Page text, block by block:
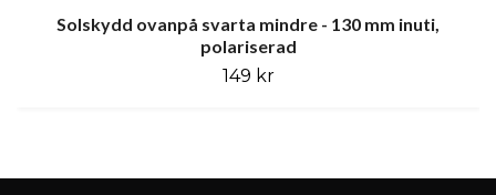
Solskydd ovanpå svarta mindre - 130 mm inuti,
polariserad
149 kr